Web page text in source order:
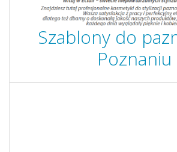
Szablony do
Poznaniu